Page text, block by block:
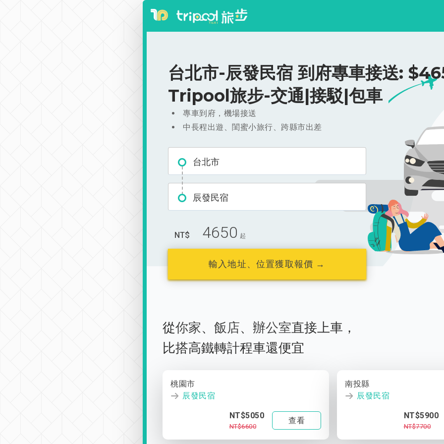
台北市-辰發民宿 到府專車接送:
Tripool旅步-交通|接駁|包車
專車到府，機場接送
中長程出遊、閨蜜小旅行、跨縣市出差
台北市
辰發民宿
NT$ 4650 起
輸入地址、位置獲取報價 →
從你家、 飯店、 辦公室直接上車，
比搭高鐵轉計程車還便宜
桃園市
辰發民宿
NT$5050
NT$6600
查看
南投縣
辰發民宿
NT$5900
NT$7700